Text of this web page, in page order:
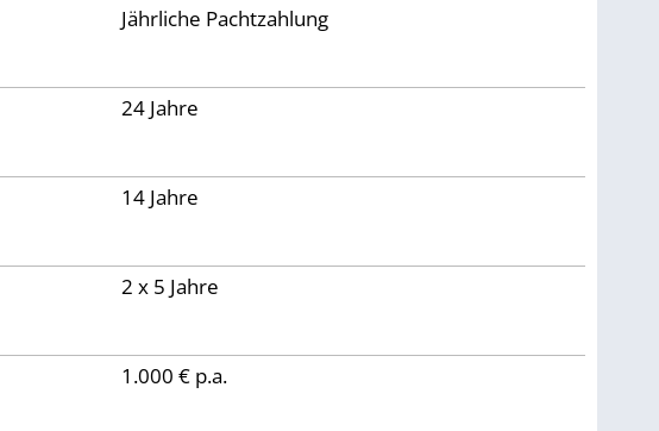
Jährliche Pachtzahlung
24 Jahre
14 Jahre
2 x 5 Jahre
1.000 € p.a.